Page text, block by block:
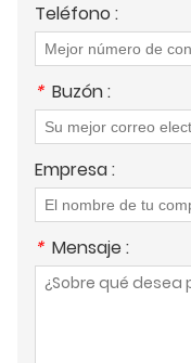
Teléfono :
* Buzón :
Empresa :
* Mensaje :